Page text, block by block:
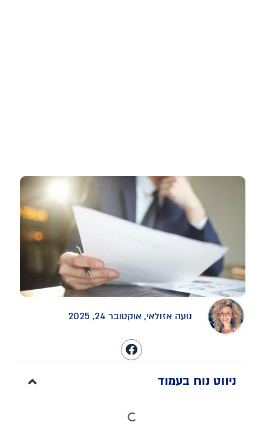
נועה אזולאי, אוקטובר 24, 2025
ניווט נוח בעמוד